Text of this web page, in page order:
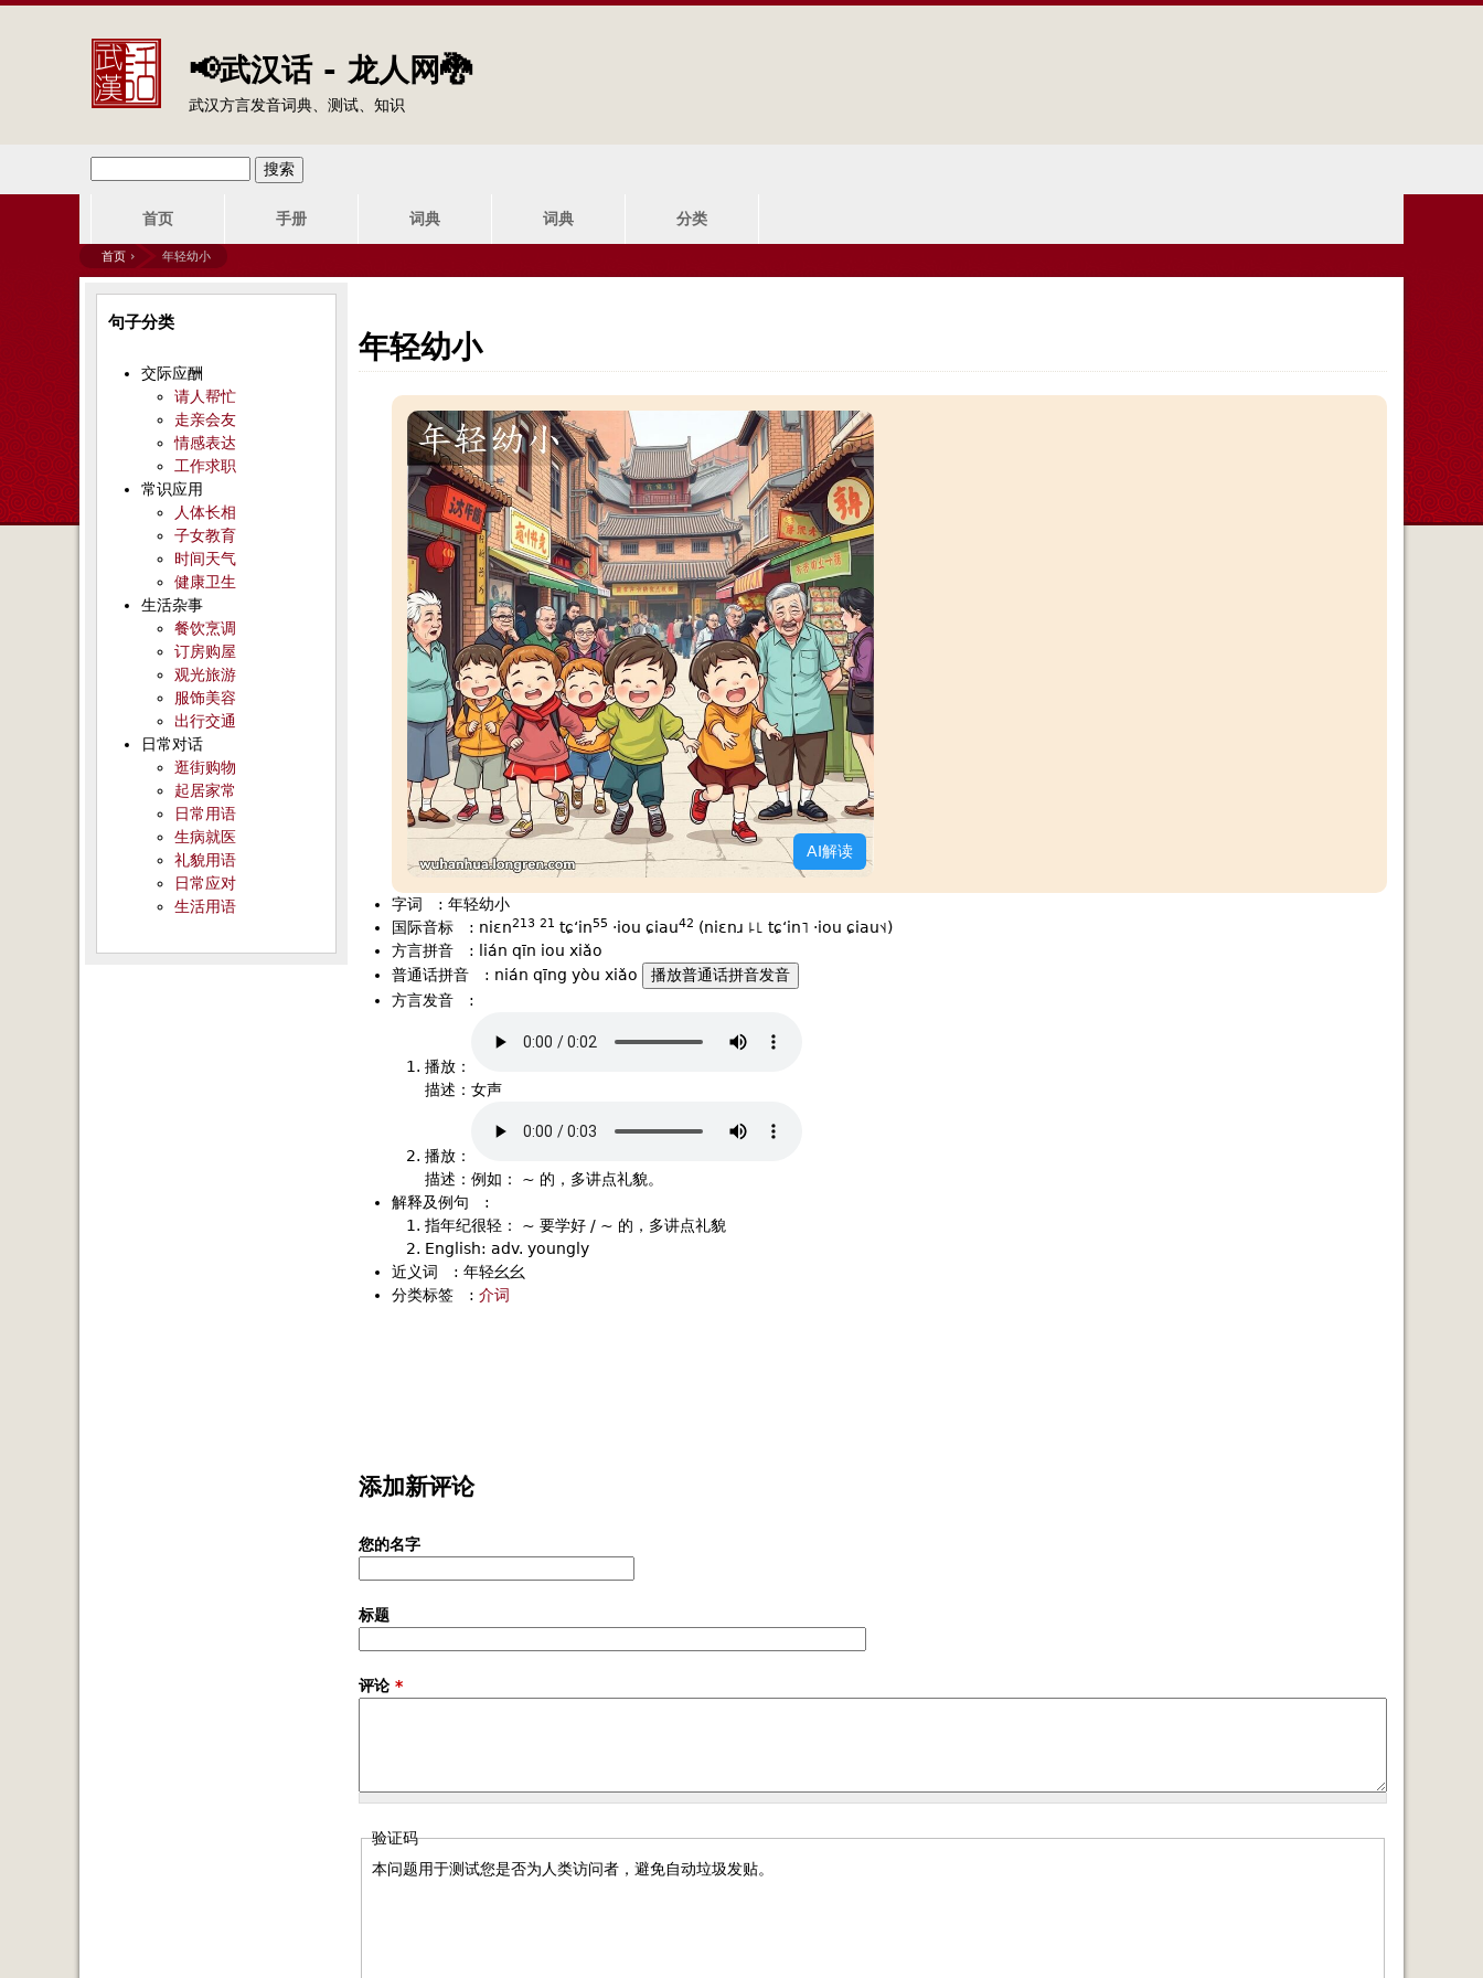
📢武汉话 - 龙人网🐉
武汉方言发音词典、测试、知识
索
表
单
菜
单
首页 手册 词典 词典 分类
你
首页 › 年轻幼小
年轻幼小
AI解读
字词 : 年轻幼小
国际音标
: niɛn213 21 tɕʻin55 ·iou ɕiau42 (niɛnɹ ꜕꜖ tɕʻin˥ ·iou ɕiau˦˨)
方言拼音
:
lián qīn iou xiǎo
普通话拼音
: nián qīng yòu xiǎo
播放普通话拼音发音
方言发音
:
播放：
描述：女声
播放：
描述：例如： ~ 的，多讲点礼貌。
解释及例句
:
指年纪很轻： ~ 要学好 / ~ 的，多讲点礼貌
English: adv. youngly
近义词
: 年轻幺幺
分类标签
: 介词
添加新评论
您的名字
标题
评论 *
验证码
本问题用于测试您是否为人类访问者，避免自动垃圾发贴。
句子分类
交际应酬
请人帮忙
走亲会友
情感表达
工作求职
常识应用
人体长相
子女教育
时间天气
健康卫生
生活杂事
餐饮烹调
订房购屋
观光旅游
服饰美容
出行交通
日常对话
逛街购物
起居家常
日常用语
生病就医
礼貌用语
日常应对
生活用语